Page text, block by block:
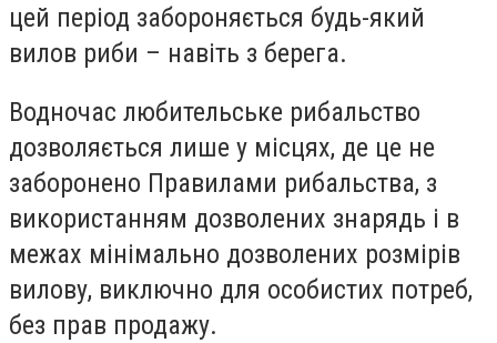
цей період забороняється будь-який
вилов риби – навіть з берега.
Водночас любительське рибальство
дозволяється лише у місцях, де це не
заборонено Правилами рибальства, з
використанням дозволених знарядь і в
межах мінімально дозволених розмірів
вилову, виключно для особистих потреб,
без прав продажу.